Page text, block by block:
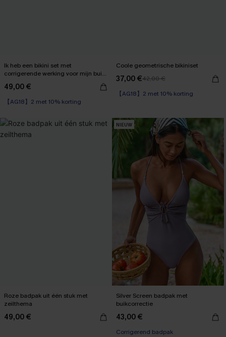
Ik heb een bikini set met
corrigerende werking voor mijn buik
49,00 €
【AG18】2 met 10% korting
High Waist
Coole geometrische bikiniset
37,00 €42,00 €
【AG18】2 met 10% korting
Roze badpak uit één stuk met
zeilthema
49,00 €
NIEUW
Silver Screen badpak met
buikcorrectie
43,00 €
Corrigerend badpak